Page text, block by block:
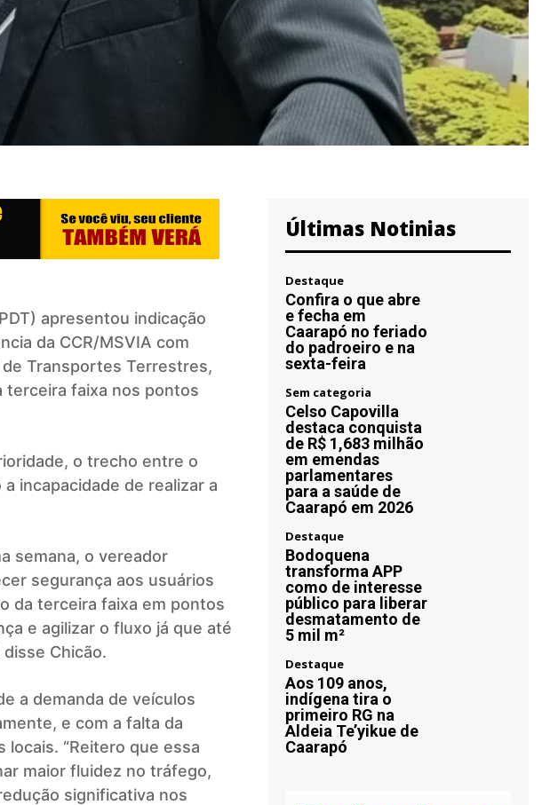
apresentou indicação
da CCR/MSVIA com
Transportes Terrestres,
terceira faixa nos pontos
o trecho entre o
incapacidade de realizar a
semana, o vereador
segurança aos usuários
da terceira faixa em pontos
e agilizar o fluxo já que até
Chicão.
a demanda de veículos
e com a falta da
“Reitero que essa
maior fluidez no tráfego,
significativa nos
Últimas Notinias
Destaque
Confira o que abre
e fecha em
Caarapó no feriado
do padroeiro e na
sexta-feira
Sem categoria
Celso Capovilla
destaca conquista
de R$ 1,683 milhão
em emendas
parlamentares
para a saúde de
Caarapó em 2026
Destaque
Bodoquena
transforma APP
como de interesse
público para liberar
desmatamento de
5 mil m²
Destaque
Aos 109 anos,
indígena tira o
primeiro RG na
Aldeia Te’yikue de
Caarapó